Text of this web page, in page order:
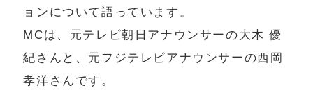
ョンについて語っています。
MCは、元テレビ朝日アナウンサーの大木 優
紀さんと、元フジテレビアナウンサーの西岡
孝洋さんです。